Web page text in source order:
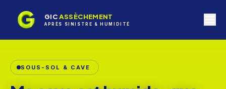
GICASSÈCHEMENT
APRÈS SINISTRE & HUMIDITÉ
PIÈCE SINISTRÉE